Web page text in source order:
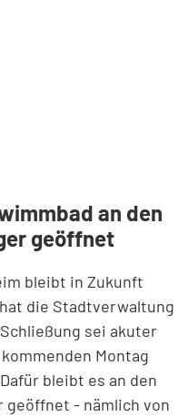
an den
geöffnet
bleibt in Zukunft
die Stadtverwaltung
sei akuter
Montag
bleibt es an den
geöffnet - nämlich von